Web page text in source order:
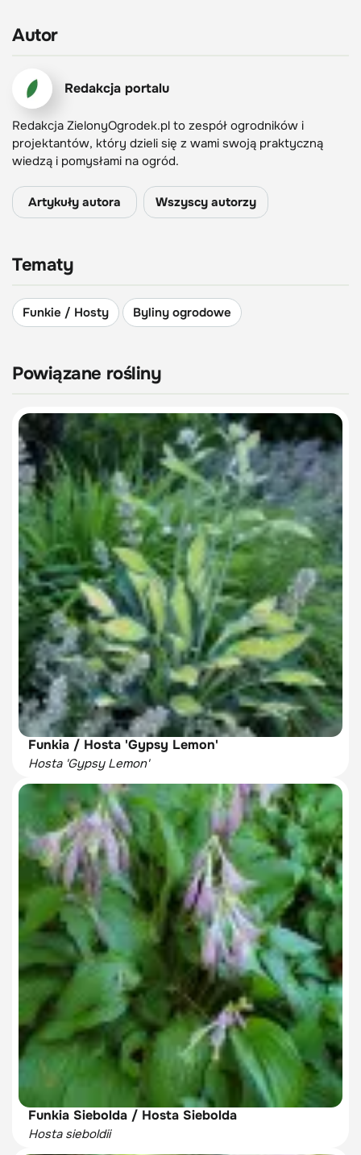
Autor
Redakcja portalu
Redakcja ZielonyOgrodek.pl to zespół ogrodników i
projektantów, który dzieli się z wami swoją praktyczną
wiedzą i pomysłami na ogród.
Artykuły autora Wszyscy autorzy
Tematy
Funkie / Hosty Byliny ogrodowe
Powiązane rośliny
Funkia / Hosta 'Gypsy Lemon'
Hosta 'Gypsy Lemon'
Funkia Siebolda / Hosta Siebolda
Hosta sieboldii